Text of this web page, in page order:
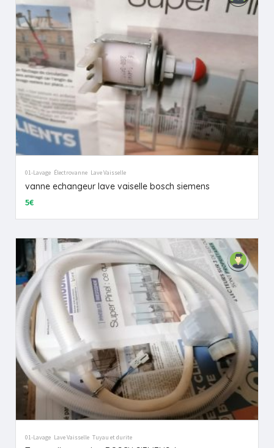
01-Lavage Électrovanne Lave Vaisselle
vanne echangeur lave vaiselle bosch siemens
5€
01-Lavage Lave Vaisselle Tuyau et durite